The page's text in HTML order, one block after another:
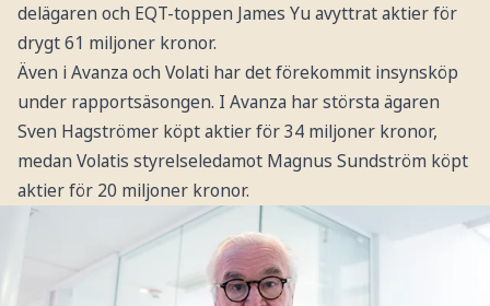
delägaren och EQT-toppen James Yu avyttrat aktier för
drygt 61 miljoner kronor.
Även i Avanza och Volati har det förekommit insynsköp
under rapportsäsongen. I Avanza har största ägaren
Sven Hagströmer köpt aktier för 34 miljoner kronor,
medan Volatis styrelseledamot Magnus Sundström köpt
aktier för 20 miljoner kronor.